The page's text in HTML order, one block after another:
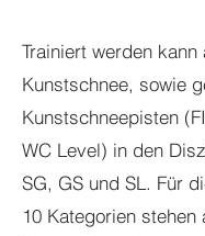
Trainiert werden kann
Kunstschnee, sowie
Kunstschneepisten
WC Level) in den
SG, GS und SL. Für
10 Kategorien stehen